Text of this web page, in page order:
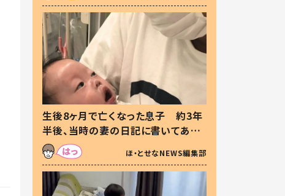
生後8ヶ月で亡くなった息子 約3年
半後、当時の妻の日記に書いてあっ
た本音とは
ほ・とせなNEWS編集部